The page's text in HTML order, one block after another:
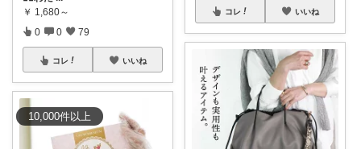
10,000件以上
￥ 1,680～
0 0 79
コレ いいね
コレ いいね